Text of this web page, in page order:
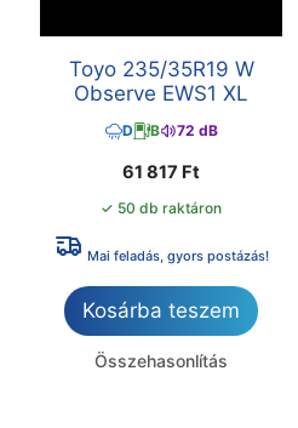
Toyo 235/35R19 W
Observe EWS1 XL
D B 72 dB
61 817 Ft
✓ 50 db raktáron
Mai feladás, gyors postázás!
Kosárba teszem
Összehasonlítás